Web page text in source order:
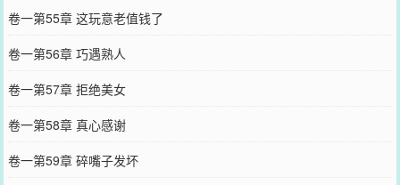
卷一第55章 这玩意老值钱了
卷一第56章 巧遇熟人
卷一第57章 拒绝美女
卷一第58章 真心感谢
卷一第59章 碎嘴子发坏